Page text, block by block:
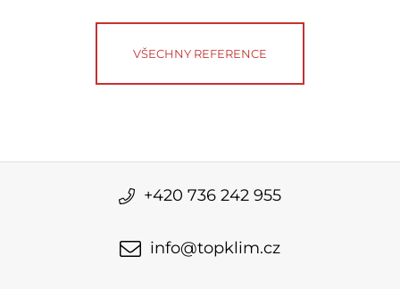
VŠECHNY REFERENCE
+420 736 242 955
info@topklim.cz